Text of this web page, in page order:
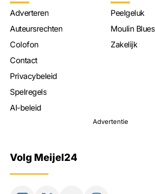
Adverteren
Auteursrechten
Colofon
Contact
Privacybeleid
Spelregels
AI-beleid
Peelgeluk
Moulin Blues
Zakelijk
Advertentie
Volg Meijel24